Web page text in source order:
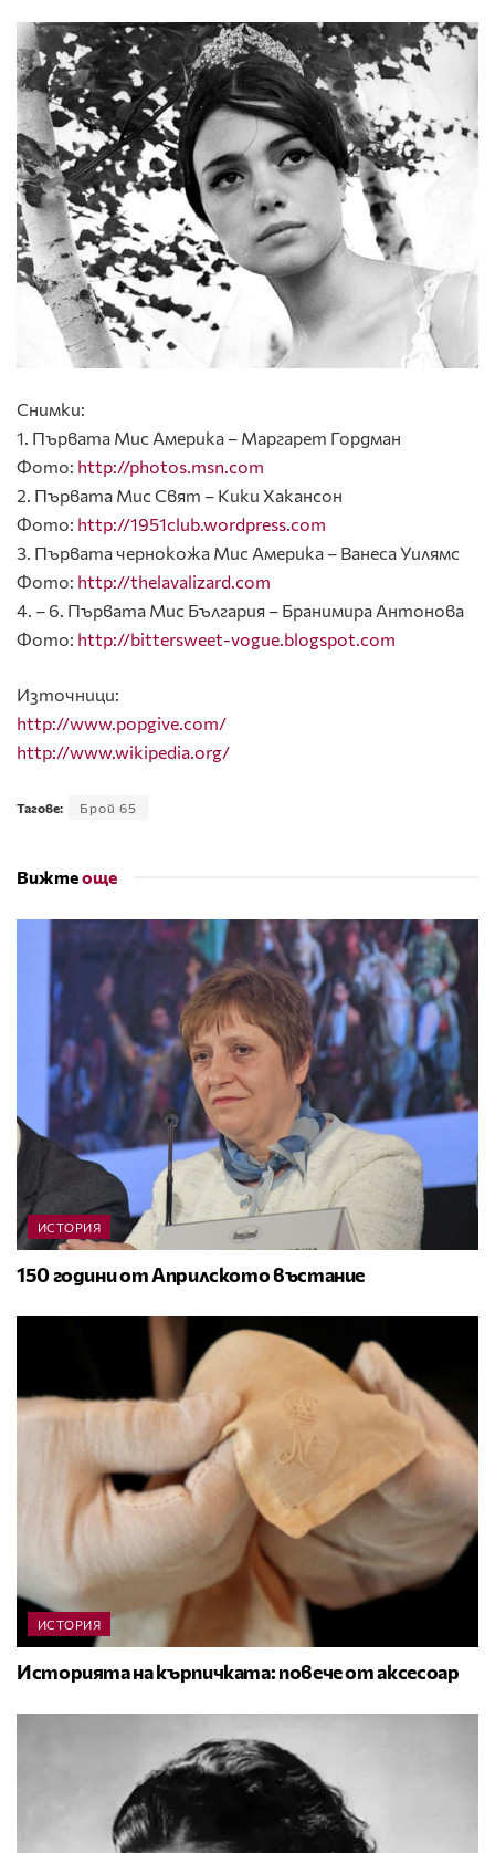
Снимки:
1. Първата Мис Америка – Маргарет Гордман
Фото: http://photos.msn.com
2. Първата Мис Свят – Кики Хакансон
Фото: http://1951club.wordpress.com
3. Първата чернокожа Мис Америка – Ванеса Уилямс
Фото: http://thelavalizard.com
4. – 6. Първата Мис България – Бранимира Антонова
Фото: http://bittersweet-vogue.blogspot.com
Източници:
http://www.popgive.com/
http://www.wikipedia.org/
Тагове: Брой 65
Вижтеоще
ИСТОРИЯ
150 години от Априлското въстание
ИСТОРИЯ
Историята на кърпичката: повече от аксесоар